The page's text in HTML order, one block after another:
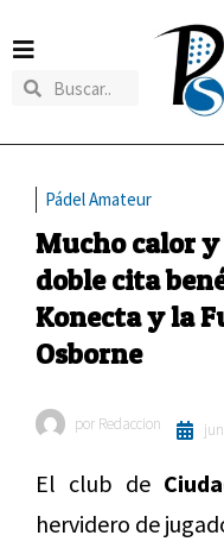
Pádel Amateur
Mucho calor
doble cita
Konecta y la
Osborne
por Redaccion
El club de
hervidero de